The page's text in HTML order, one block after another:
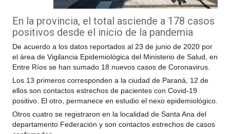
En la provincia, el total asciende a 178 casos
positivos desde el inicio de la pandemia
De acuerdo a los datos reportados al 23 de junio de 2020 por
el área de Vigilancia Epidemiológica del Ministerio de Salud, en
Entre Ríos se han sumado 18 nuevos casos de Coronavirus.
Los 13 primeros corresponden a la ciudad de Paraná, 12 de
ellos son contactos estrechos de pacientes con Covid-19
positivo. El otro, permanece en estudio el nexo epidemiológico.
Otros cuatro se registraron en la localidad de Santa Ana del
departamento Federación y son contactos estrechos de casos